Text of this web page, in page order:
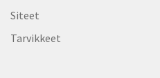
Siteet
Tarvikkeet